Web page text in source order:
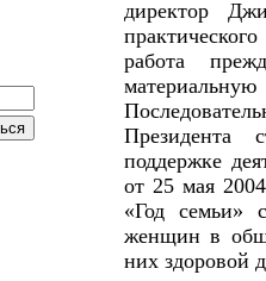
директор
работа
Президента
поддержке
от 25 мая
«Год семьи»
женщин в
них здоровой